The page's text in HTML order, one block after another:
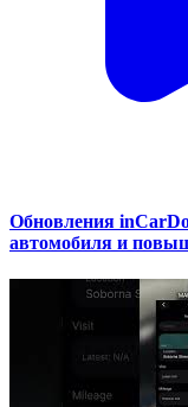
Обновления
автомобиля и